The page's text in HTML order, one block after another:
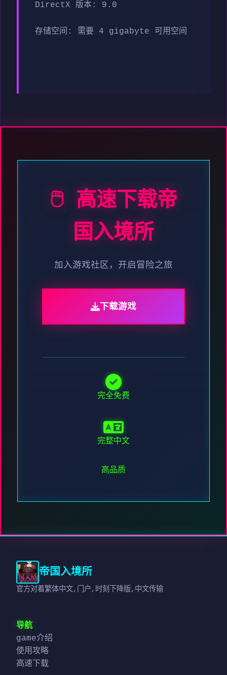
DirectX 版本: 9.0
存储空间: 需要 4 gigabyte 可用空间
🖱️ 高速下载帝
国入境所
加入游戏社区，开启冒险之旅
下载游戏
完全免费
完整中文
高品质
帝国入境所
官方对着繁体中文,门户,时刻下降版,中文传输
导航
game介绍
使用攻略
高速下载